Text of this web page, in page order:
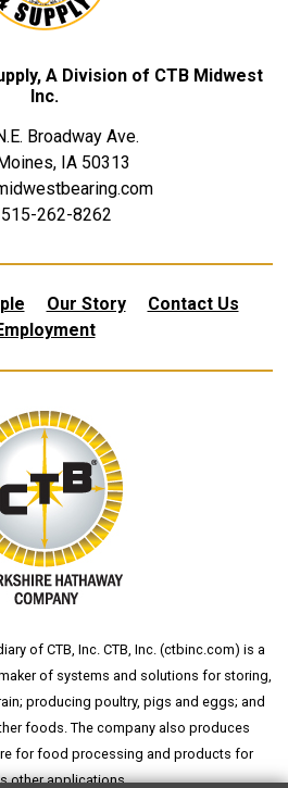
A Division of CTB Midwest
Inc.
Broadway Ave.
IA 50313
262-8262
Our Story
Contact Us
of CTB, Inc. CTB, Inc. (ctbinc.com) is a
of systems and solutions for storing,
producing poultry, pigs and eggs; and
foods. The company also produces
for food processing and products for
other applications.